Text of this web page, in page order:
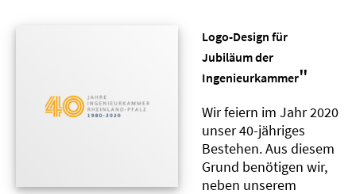
Logo-Design für
Jubiläum der
Ingenieurkammer"
Wir feiern im Jahr 2020
unser 40-jähriges
Bestehen. Aus diesem
Grund benötigen wir,
neben unserem